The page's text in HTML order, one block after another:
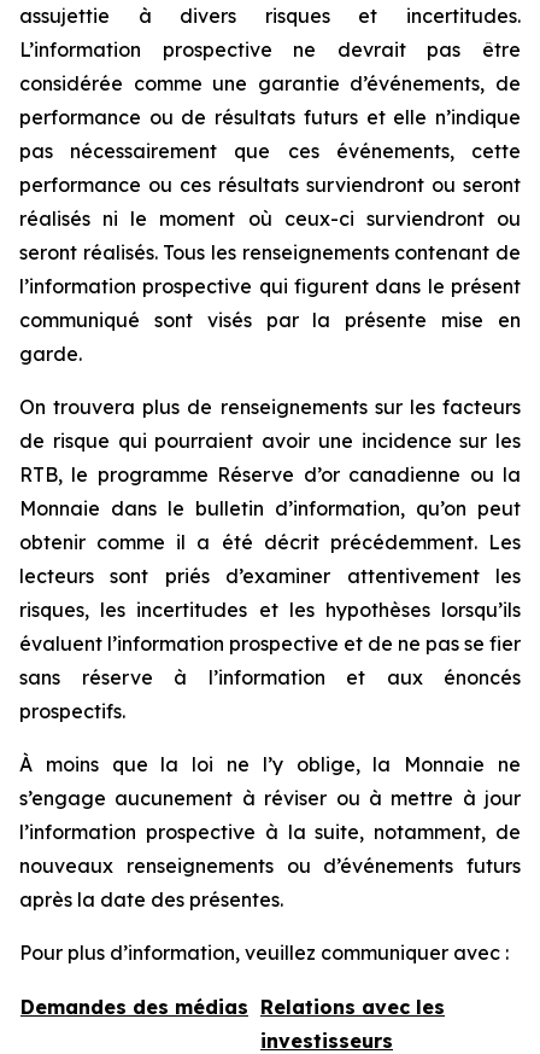
assujettie à divers risques et incertitudes.
L’information prospective ne devrait pas être
considérée comme une garantie d’événements, de
performance ou de résultats futurs et elle n’indique
pas nécessairement que ces événements, cette
performance ou ces résultats surviendront ou seront
réalisés ni le moment où ceux-ci surviendront ou
seront réalisés. Tous les renseignements contenant de
l’information prospective qui figurent dans le présent
communiqué sont visés par la présente mise en
garde.
On trouvera plus de renseignements sur les facteurs
de risque qui pourraient avoir une incidence sur les
RTB, le programme Réserve d’or canadienne ou la
Monnaie dans le bulletin d’information, qu’on peut
obtenir comme il a été décrit précédemment. Les
lecteurs sont priés d’examiner attentivement les
risques, les incertitudes et les hypothèses lorsqu’ils
évaluent l’information prospective et de ne pas se fier
sans réserve à l’information et aux énoncés
prospectifs.
À moins que la loi ne l’y oblige, la Monnaie ne
s’engage aucunement à réviser ou à mettre à jour
l’information prospective à la suite, notamment, de
nouveaux renseignements ou d’événements futurs
après la date des présentes.
Pour plus d’information, veuillez communiquer avec :
Demandes des médias Relations avec les
investisseurs